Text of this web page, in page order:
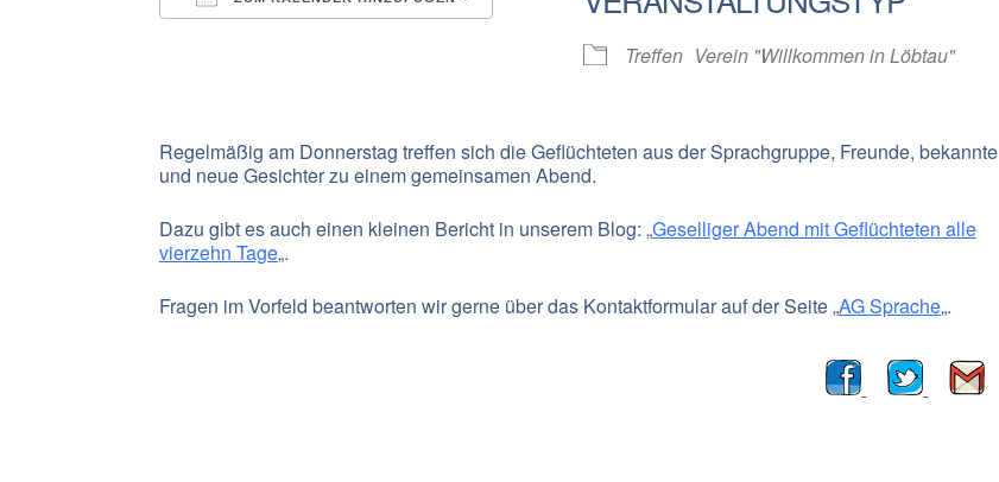
Google Kalender
Treffen Verein "Willkommen in Löbtau"
Regelmäßig am Donnerstag treffen sich die Geflüchteten aus der Sprachgruppe, Freunde, bekannte
und neue Gesichter zu einem gemeinsamen Abend.
Dazu gibt es auch einen kleinen Bericht in unserem Blog: „Geselliger Abend mit Geflüchteten alle
vierzehn Tage„.
Fragen im Vorfeld beantworten wir gerne über das Kontaktformular auf der Seite „AG Sprache„.